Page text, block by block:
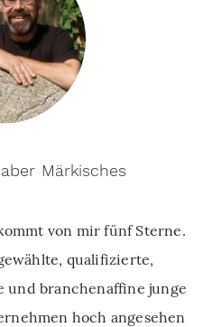
Märkisches
von mir fünf Sterne.
qualifizierte,
branchenaffine junge
hoch angesehen